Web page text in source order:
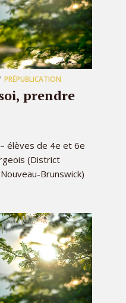
PRÉPUBLICATION
prendre
élèves de 4e et 6e
(District
Brunswick)